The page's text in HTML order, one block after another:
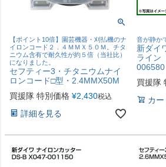
【ポイント10倍】園芸機器・刈払機のナ
イロンコード２．４ＭＭＸ５０Ｍ。チタ
ニウム含有で耐久性が約５倍（当社比）
になりました。
セフティー3・チタニウムナイ
ロンコード□型・2.4MMX50M
買援隊 特別価格 ¥2,430税込
詳細を見る
音が静か
新ダイ
ライン
006580
買援隊
カ